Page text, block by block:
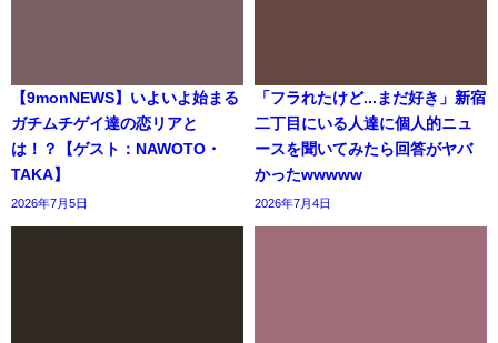
【9monNEWS】いよいよ始まる
ガチムチゲイ達の恋リアと
は！？【ゲスト：NAWOTO・
TAKA】
2026年7月5日
「フラれたけど...まだ好き」新宿
二丁目にいる人達に個人的ニュ
ースを聞いてみたら回答がヤバ
かったwwwww
2026年7月4日